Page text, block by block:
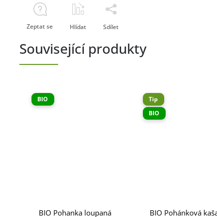
Zeptat se Hlídat Sdílet
Související produkty
BIO
BIO Pohanka loupaná
Tip
BIO
BIO Pohánková